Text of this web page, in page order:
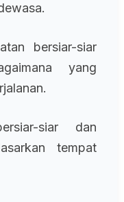
bersiar-siar
yang
siar dan
tempat